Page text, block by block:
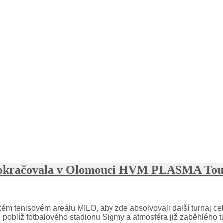
v Olomouci HVM PLASMA
tenisovém areálu MILO, aby zde absolvovali další turnaj
fotbalového stadionu Sigmy a atmosféra již